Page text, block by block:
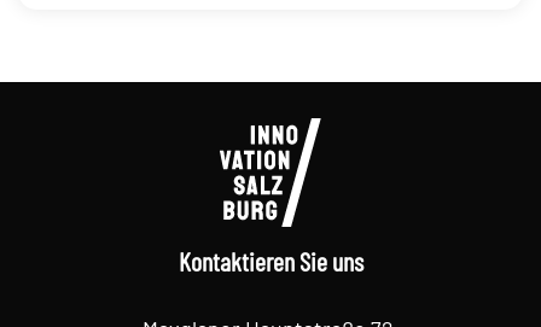
Kontaktieren Sie uns